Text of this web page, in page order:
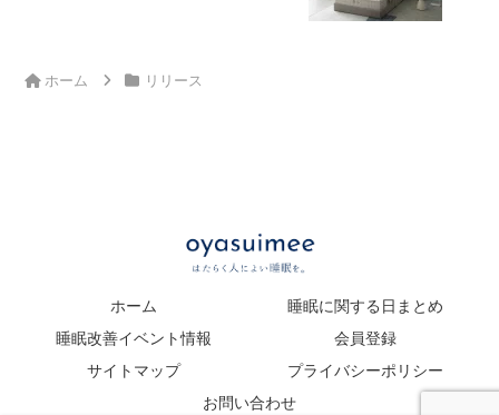
ホーム リリース
ホーム
睡眠に関する日まとめ
睡眠改善イベント情報
会員登録
サイトマップ
プライバシーポリシー
お問い合わせ